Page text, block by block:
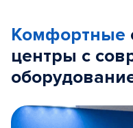
Комфортные
центры с